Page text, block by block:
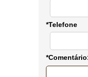
*Telefone